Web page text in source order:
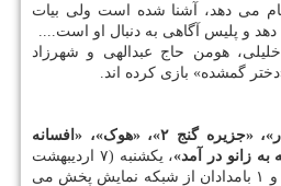
می دهد، آشنا شده است ولی بیات
و پلیس آگاهی به دنبال او است....
هومن حاج عبدالهی و شهرزاد
گمشده» بازی کرده اند.
فیلم های سینمایی «فتح بهار»، «جزیره گنج ۲»، «هوک»، «افسانه
زانو در آمد»
، یکشنبه (۷ اردیبهشت
ماه) ساعت ۱۵، ۱۹، ۲۱، ۲۳ و ۱ بامدادان از شبکه نمایش پخش می